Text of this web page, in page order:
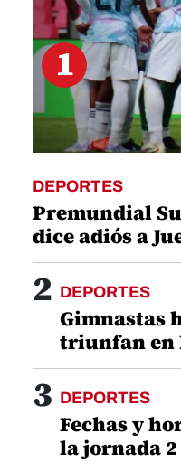
1
DEPORTES
Premundial
dice adiós a
2 DEPORTES
Gimnastas
triunfan en
3 DEPORTES
Fechas y
la jornada